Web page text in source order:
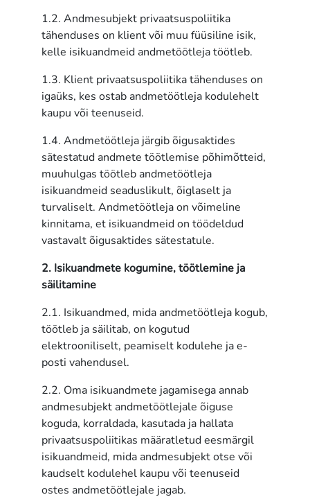
1.2. Andmesubjekt privaatsuspoliitika
tähenduses on klient või muu füüsiline isik,
kelle isikuandmeid andmetöötleja töötleb.
1.3. Klient privaatsuspoliitika tähenduses on
igaüks, kes ostab andmetöötleja kodulehelt
kaupu või teenuseid.
1.4. Andmetöötleja järgib õigusaktides
sätestatud andmete töötlemise põhimõtteid,
muuhulgas töötleb andmetöötleja
isikuandmeid seaduslikult, õiglaselt ja
turvaliselt. Andmetöötleja on võimeline
kinnitama, et isikuandmeid on töödeldud
vastavalt õigusaktides sätestatule.
2. Isikuandmete kogumine, töötlemine ja
säilitamine
2.1. Isikuandmed, mida andmetöötleja kogub,
töötleb ja säilitab, on kogutud
elektrooniliselt, peamiselt kodulehe ja e-
posti vahendusel.
2.2. Oma isikuandmete jagamisega annab
andmesubjekt andmetöötlejale õiguse
koguda, korraldada, kasutada ja hallata
privaatsuspoliitikas määratletud eesmärgil
isikuandmeid, mida andmesubjekt otse või
kaudselt kodulehel kaupu või teenuseid
ostes andmetöötlejale jagab.